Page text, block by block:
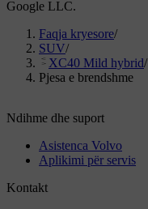
Google LLC.
Faqja kryesore/
SUV/
XC40 Mild hybrid/
Pjesa e brendshme